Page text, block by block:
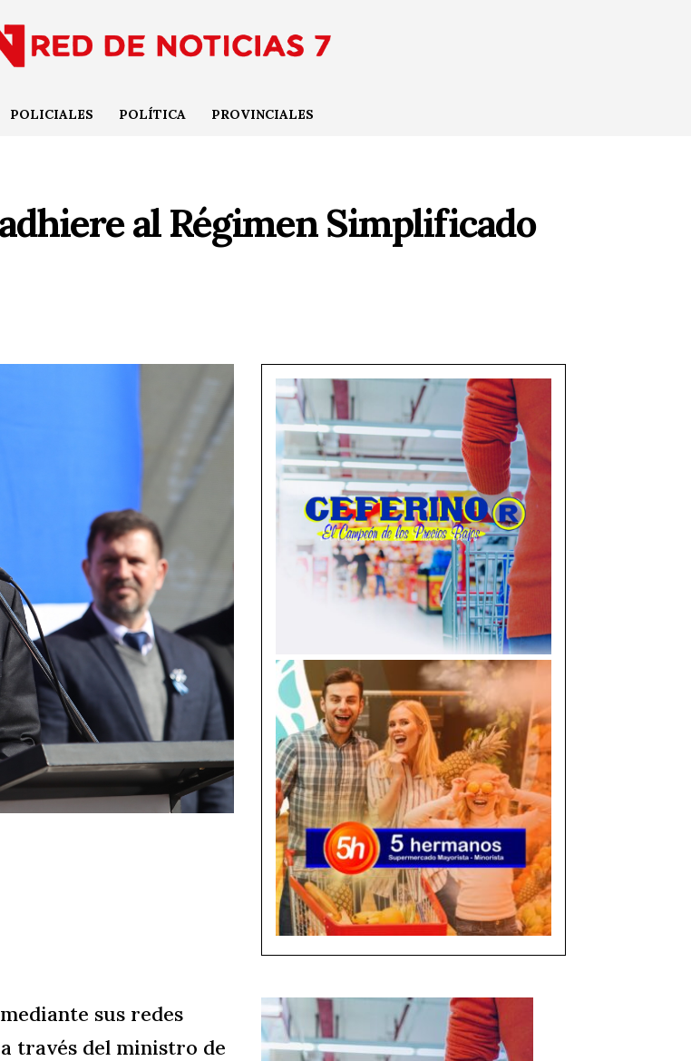
POLICIALES POLÍTICA PROVINCIALES
al Régimen Simplificado
sus redes
través del ministro de